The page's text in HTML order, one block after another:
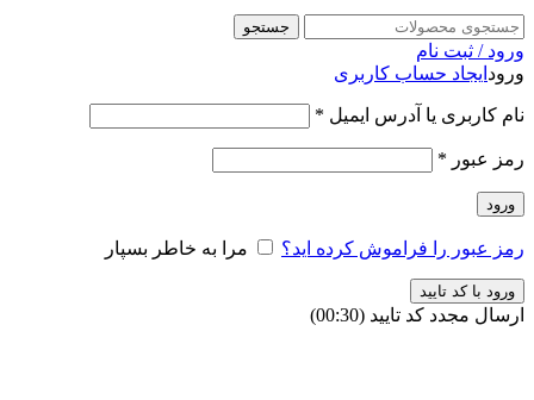
جستجو
ورود / ثبت نام
ورود ایجاد حساب کاربری
نام کاربری یا آدرس ایمیل *
رمز عبور *
ورود
رمز عبور را فراموش کرده اید؟ مرا به خاطر بسپار
ورود با کد تایید
ارسال مجدد کد تایید (00:
30
)